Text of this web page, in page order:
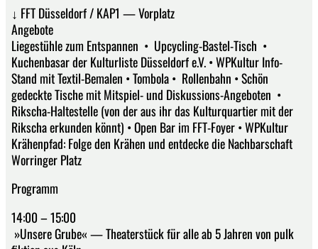
↓ FFT Düsseldorf / KAP1 — Vorplatz
Angebote
Liegestühle zum Entspannen • Upcycling-Bastel-Tisch •
Kuchenbasar der Kulturliste Düsseldorf e.V. • WPKultur Info-
Stand mit Textil-Bemalen • Tombola • Rollenbahn • Schön
gedeckte Tische mit Mitspiel- und Diskussions-Angeboten •
Rikscha-Haltestelle (von der aus ihr das Kulturquartier mit der
Rikscha erkunden könnt) • Open Bar im FFT-Foyer • WPKultur
Krähenpfad: Folge den Krähen und entdecke die Nachbarschaft
Worringer Platz
Programm
14:00 – 15:00
»Unsere Grube« — Theaterstück für alle ab 5 Jahren von pulk